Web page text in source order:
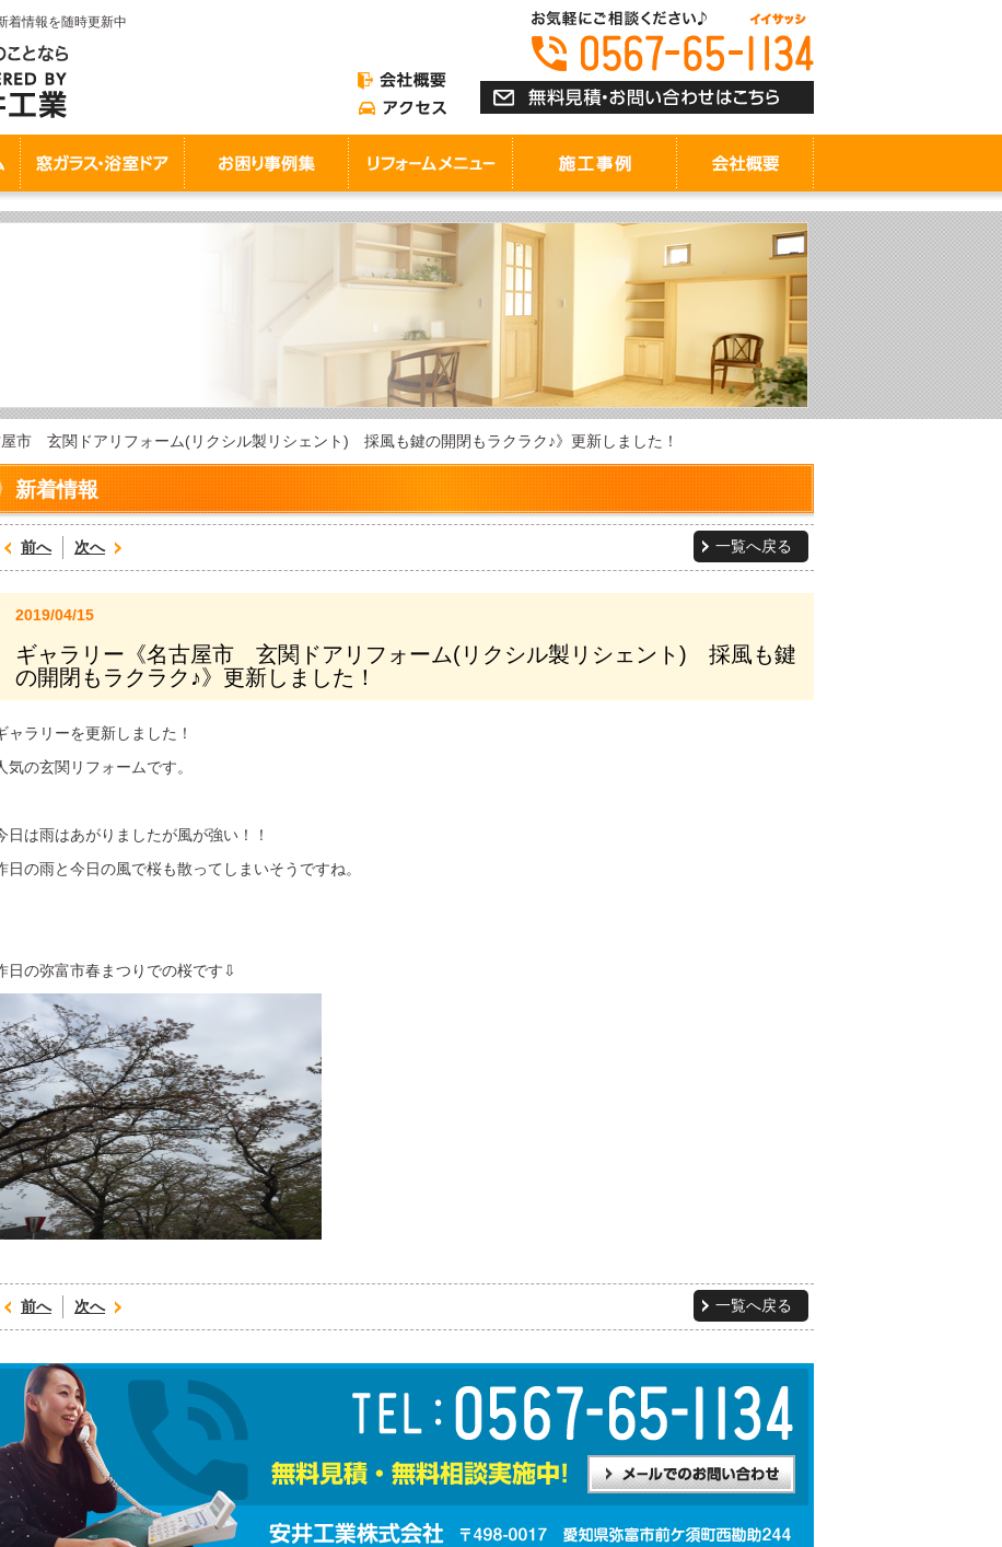
着情報を随時更新中
屋市 玄関ドアリフォーム(リクシル製リシェント) 採風も鍵の開閉もラクラク♪》更新しました！
新着情報
前へ 次へ 一覧へ戻る
2019/04/15
ギャラリー《名古屋市 玄関ドアリフォーム(リクシル製リシェント) 採風も鍵
の開閉もラクラク♪》更新しました！
ャラリーを更新しました！
気の玄関リフォームです。
日は雨はあがりましたが風が強い！！
日の雨と今日の風で桜も散ってしまいそうですね。
日の弥富市春まつりでの桜です⇩
前へ 次へ 一覧へ戻る